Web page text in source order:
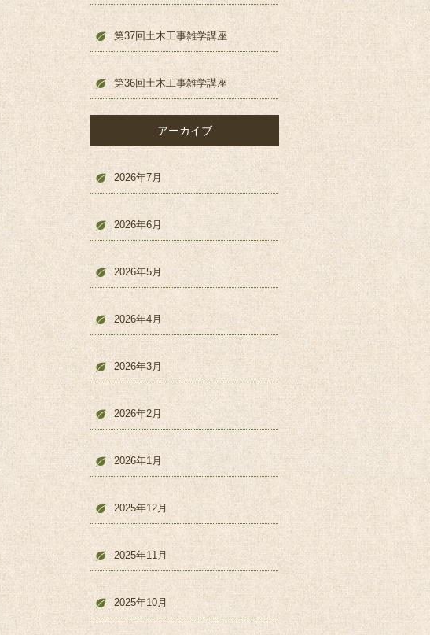
第37回土木工事雑学講座
第36回土木工事雑学講座
アーカイブ
2026年7月
2026年6月
2026年5月
2026年4月
2026年3月
2026年2月
2026年1月
2025年12月
2025年11月
2025年10月